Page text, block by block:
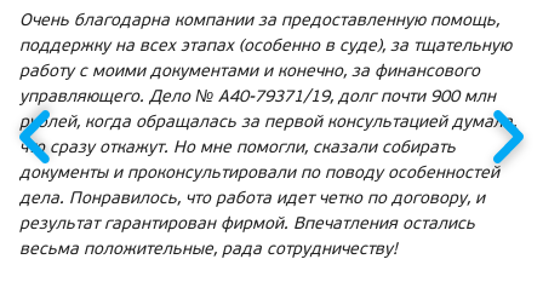
Очень благодарна компании за предоставленную помощь,
поддержку на всех этапах (особенно в суде), за тщательную
работу с моими документами и конечно, за финансового
управляющего. Дело № А40-79371/19, долг почти 900 млн
рублей, когда обращалась за первой консультацией думала,
что сразу откажут. Но мне помогли, сказали собирать
документы и проконсультировали по поводу особенностей
дела. Понравилось, что работа идет четко по договору, и
результат гарантирован фирмой. Впечатления остались
весьма положительные, рада сотрудничеству!